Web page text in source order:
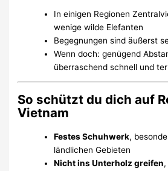
In einigen Regionen
wenige wilde Elefanten
Begegnungen sind äußerst
Wenn doch: genügend
überraschend schnell und
So schützt du dich auf
Vietnam
Festes Schuhwerk,
ländlichen Gebieten
Nicht ins Unterholz greifen